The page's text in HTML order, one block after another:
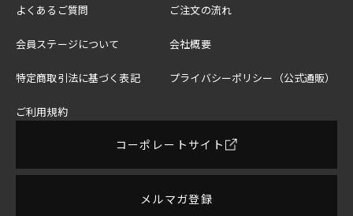
よくあるご質問 ご注文の流れ
会員ステージについて 会社概要
特定商取引法に基づく表記 プライバシーポリシー（公式通販）
ご利用規約
コーポレートサイト
メルマガ登録